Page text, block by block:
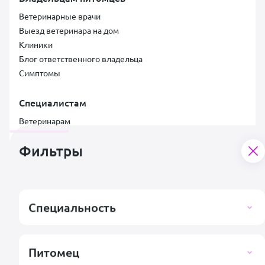
Фильтры
Специальность
Питомец
Ветеринарные врачи
Выезд ветеринара на дом
Клиники
Блог ответственного владельца
Симптомы
Специалистам
Ветеринарам
Документы
Условия для специалистов и клиник
Правила публикации отзывов
Контакты